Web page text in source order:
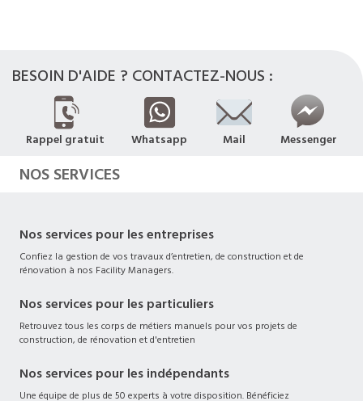
BESOIN D'AIDE ? CONTACTEZ-NOUS :
Rappel gratuit Whatsapp Mail Messenger
NOS SERVICES
Nos services pour les entreprises
Confiez la gestion de vos travaux d’entretien, de construction et de
rénovation à nos Facility Managers.
Nos services pour les particuliers
Retrouvez tous les corps de métiers manuels pour vos projets de
construction, de rénovation et d'entretien
Nos services pour les indépendants
Une équipe de plus de 50 experts à votre disposition. Bénéficiez